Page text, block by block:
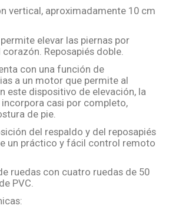
vertical, aproximadamente 10 cm
elevar las piernas por
Reposapiés doble.
con una función de
a un motor que permite al
este dispositivo de elevación, la
casi por completo,
de pie.
del respaldo y del reposapiés
un práctico y fácil control remoto
ruedas con cuatro ruedas de 50
PVC.